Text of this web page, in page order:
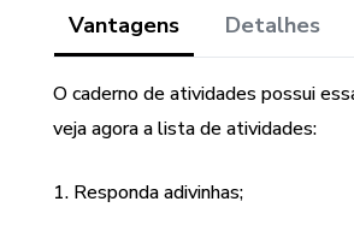
Vantagens Detalhes
O caderno de atividades possui
veja agora a lista de atividades:
1. Responda adivinhas;